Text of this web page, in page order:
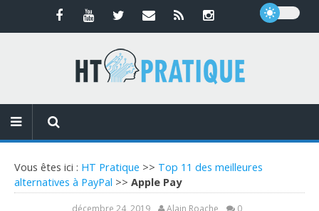
Vous êtes ici : HT Pratique >> Top 11 des meilleures
alternatives à PayPal >> Apple Pay
décembre 24, 2019 Alain Roache 0